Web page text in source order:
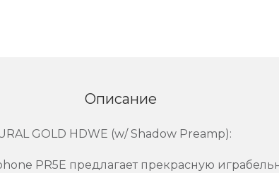
Описание
GOLD HDWE (w/ Shadow Preamp):
PR5E предлагает прекрасную